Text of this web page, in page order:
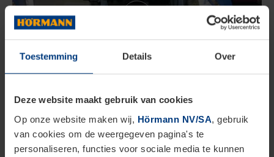
Toestemming Details Over
Deze website maakt gebruik van cookies
Op onze website maken wij, Hörmann NV/SA, gebruik
van cookies om de weergegeven pagina's te
personaliseren, functies voor sociale media te kunnen
Hoe bedien je pollers?
Met de (half)automatische pollers heb je zelf in de